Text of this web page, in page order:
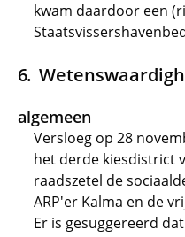
kwam daardoor een
algemeen
Versloeg op 28
het derde kiesdistrict
raadszetel de
ARP'er Kalma en de
Er is gesuggereerd